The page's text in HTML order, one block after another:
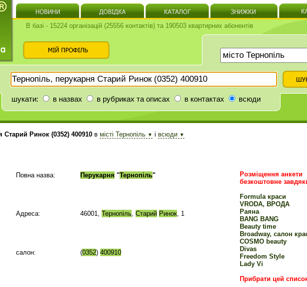
В базі - 15224 організацій (25556 контактів) та 190503 квартирних абонентів
шукати: в назвах в рубриках та описах в контактах всюди
Ринок (0352) 400910 в місті Тернопіль ▼ і всюди ▼
Розміщення анкети
безкоштовне
Formula краси
VRODA, ВРОДА
Раяна
BANG BANG
Beauty time
Broadway, салон
COSMO beauty
Divas
Freedom Style
Lady Vi
Прибрати цей
Повна назва: Перукарня "Тернопіль"
Адреса: 46001, Тернопіль, Старий Ринок, 1
салон: (0352) 400910